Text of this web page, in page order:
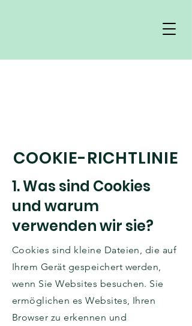
COOKIE-RICHTLINIE
1. Was sind Cookies
und warum
verwenden wir sie?
Cookies sind kleine Dateien, die auf
Ihrem Gerät gespeichert werden,
wenn Sie Websites besuchen. Sie
ermöglichen es Websites, Ihren
Browser zu erkennen und